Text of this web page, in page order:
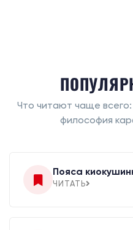
Что читают чаще
философия
Пояса
ЧИТАТЬ